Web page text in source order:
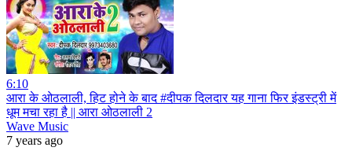
6:10
आरा के ओठलाली, हिट होने के बाद #दीपक दिलदार यह गाना फिर इंडस्ट्री में
धूम मचा रहा है || आरा ओठलाली 2
Wave Music
7 years ago